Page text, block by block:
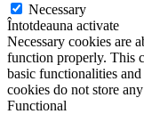
Necessary
Întotdeauna activate
Necessary cookies are
function properly. This
basic functionalities
cookies do not store
Functional